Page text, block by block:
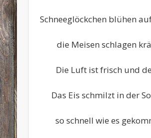
Schneeglöckchen blühen
die Meisen schlagen
Die Luft ist frisch und
Das Eis schmilzt in der
so schnell wie es